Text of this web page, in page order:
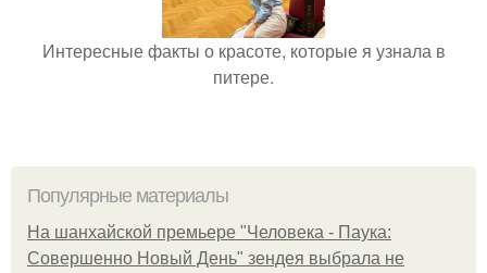
Интересные факты о красоте, которые я узнала в
питере.
Популярные материалы
На шанхайской премьере "Человека - Паука:
Совершенно Новый День" зендея выбрала не